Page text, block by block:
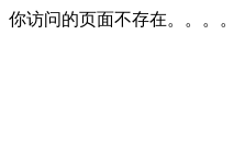
你访问的页面不存在。。。。